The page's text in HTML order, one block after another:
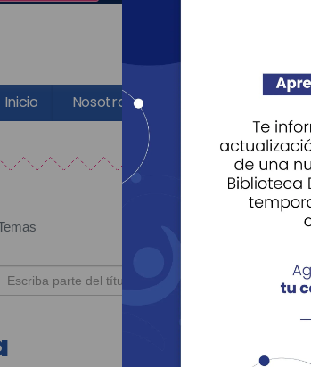
Inicio Nosotros Transparencia